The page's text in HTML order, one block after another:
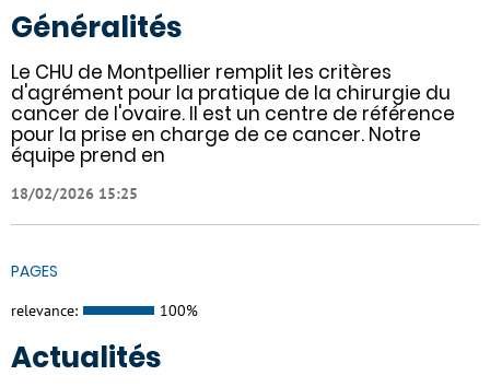
Généralités
Le CHU de Montpellier remplit les critères
d'agrément pour la pratique de la chirurgie du
cancer de l'ovaire. Il est un centre de référence
pour la prise en charge de ce cancer. Notre
équipe prend en
18/02/2026 15:25
PAGES
relevance: 100%
Actualités